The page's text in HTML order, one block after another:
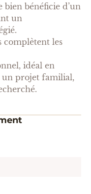
bien bénéficie d’un
un
complètent les
idéal en
un projet familial,